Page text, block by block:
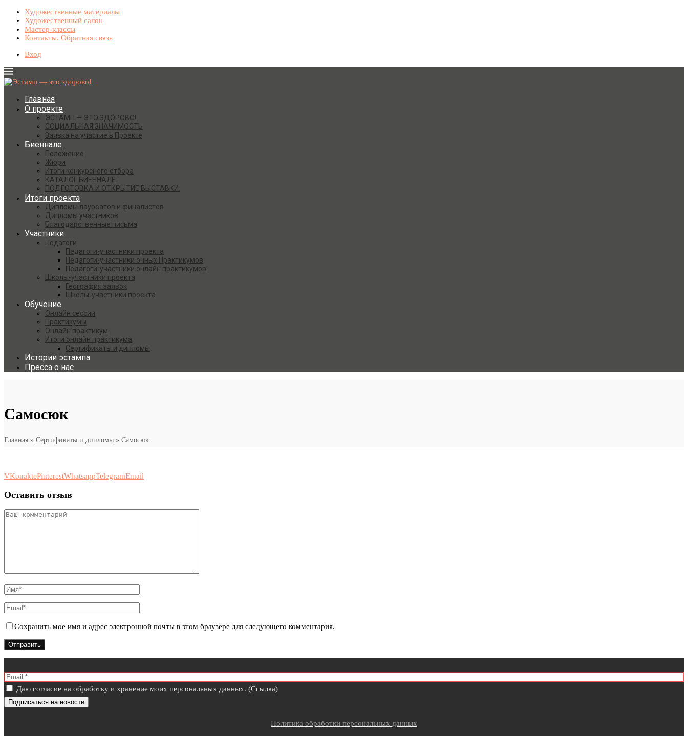
Художественные материалы
Художественный салон
Мастер-классы
Контакты. Обратная связь
Вход
Главная
О проекте
ЭСТАМП — ЭТО ЗДО́РОВО!
СОЦИАЛЬНАЯ ЗНАЧИМОСТЬ
Заявка на участие в Проекте
Биеннале
Положение
Жюри
Итоги конкурсного отбора
КАТАЛОГ БИЕННАЛЕ
ПОДГОТОВКА И ОТКРЫТИЕ ВЫСТАВКИ.
Итоги проекта
Дипломы лауреатов и финалистов
Дипломы участников
Благодарственные письма
Участники
Педагоги
Педагоги-участники проекта
Педагоги-участники очных Практикумов
Педагоги-участники онлайн практикумов
Школы-участники проекта
География заявок
Школы-участники проекта
Обучение
Онлайн сессии
Практикумы
Онлайн практикум
Итоги онлайн практикума
Сертификаты и дипломы
Истории эстампа
Пресса о нас
Самосюк
Главная » Сертификаты и дипломы » Самосюк
VKonaktePinterestWhatsappTelegramEmail
Оставить отзыв
Сохранить мое имя и адрес электронной почты в этом браузере для следующего комментария.
Даю согласие на обработку и хранение моих персональных данных. (Ссылка)
Политика обработки персональных данных